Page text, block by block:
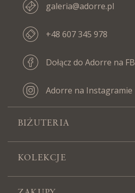
galeria@adorre.pl
+48 607 345 978
Dołącz do Adorre na FB
Adorre na Instagramie
BIŻUTERIA
KOLEKCJE